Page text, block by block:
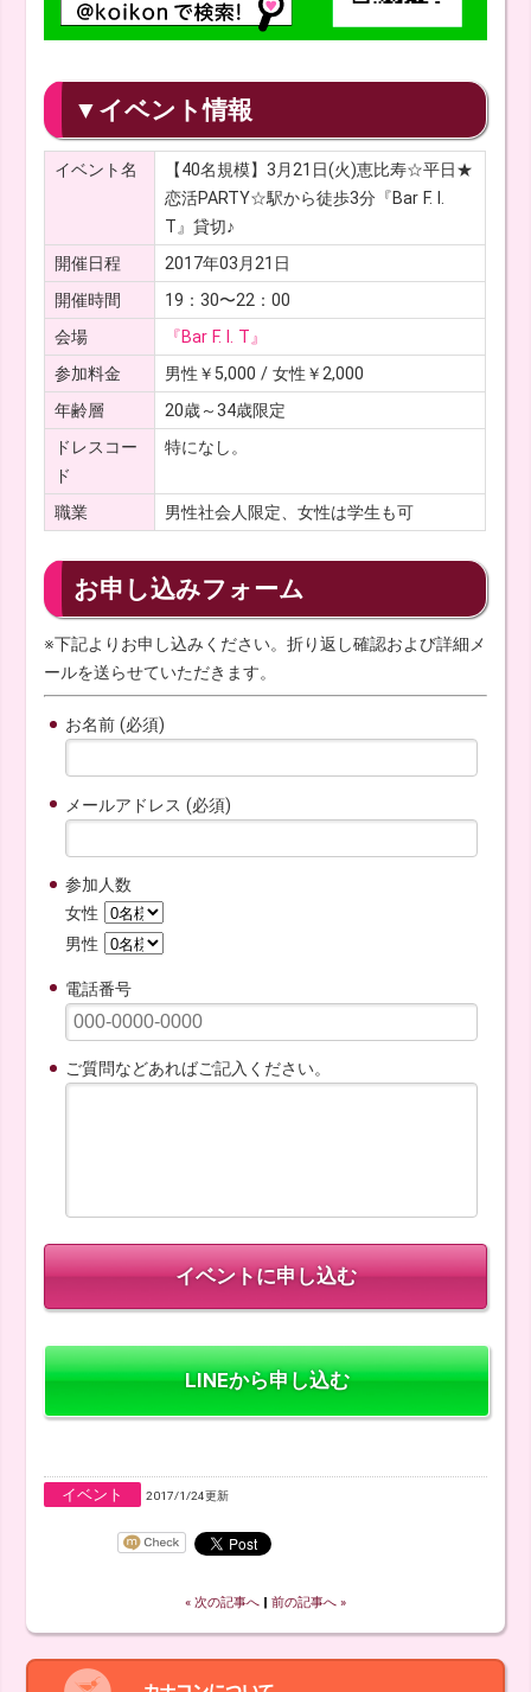
▼イベント情報
イベント名
【40名規模】3月21日(火)恵比寿☆平日★
恋活PARTY☆駅から徒歩3分『Bar F. I.
T』貸切♪
開催日程
2017年03月21日
開催時間
19：30〜22：00
会場
『Bar F. I. T』
参加料金
男性￥5,000 / 女性￥2,000
年齢層
20歳～34歳限定
ドレスコー
ド
特になし。
職業 男性社会人限定、女性は学生も可
お申し込みフォーム
※下記よりお申し込みください。折り返し確認および詳細メ
ールを送らせていただきます。
お名前 (必須)
メールアドレス (必須)
参加人数
女性
男性
電話番号
ご質問などあればご記入ください。
LINEから申し込む
イベント 2017/1/24更新
« 次の記事へ 前の記事へ »